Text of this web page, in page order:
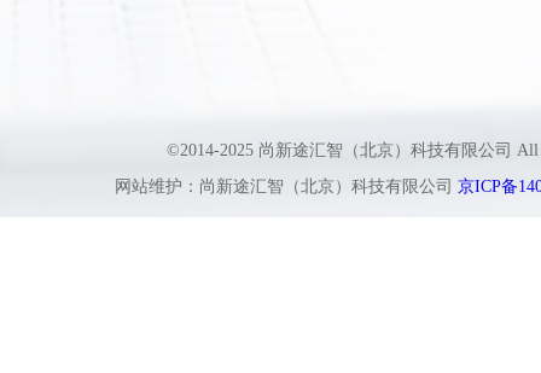
©2014-2025 尚新途汇智（北京）科技有限公司
网站维护：尚新途汇智（北京）科技有限公司 京ICP备